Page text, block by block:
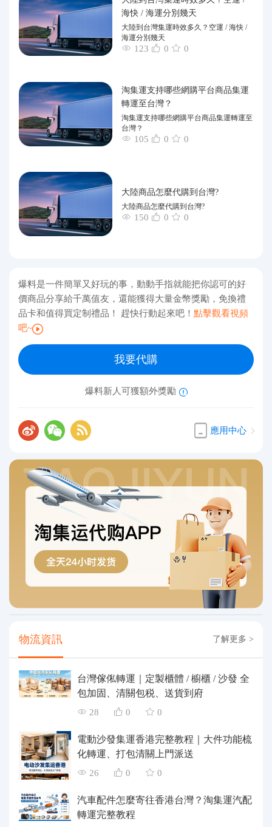
海快 / 海運分別幾天
大陸到台灣集運時效多久？空運 / 海快 /
海運分別幾天
123 0 0
淘集運支持哪些網購平台商品集運
轉運至台灣？
淘集運支持哪些網購平台商品集運轉運至
台灣？
105 0 0
大陸商品怎麼代購到台灣?
大陸商品怎麼代購到台灣?
150 0 0
爆料是一件簡單又好玩的事，動動手指就能把你認可的好
價商品分享給千萬值友，還能獲得大量金幣獎勵，免換禮
品卡和值得買定制禮品！ 趕快行動起來吧！ 點擊觀看視頻
吧~
我要代購
爆料新人可獲額外獎勵
應用中心
物流資訊 了解更多 >
台灣傢俬轉運｜定製櫃體 / 櫥櫃 / 沙發 全
包加固、清關包税、送貨到府
28 0 0
電動沙發集運香港完整教程｜大件功能梳
化轉運、打包清關上門派送
26 0 0
汽車配件怎麼寄往香港台灣？淘集運汽配
轉運完整教程